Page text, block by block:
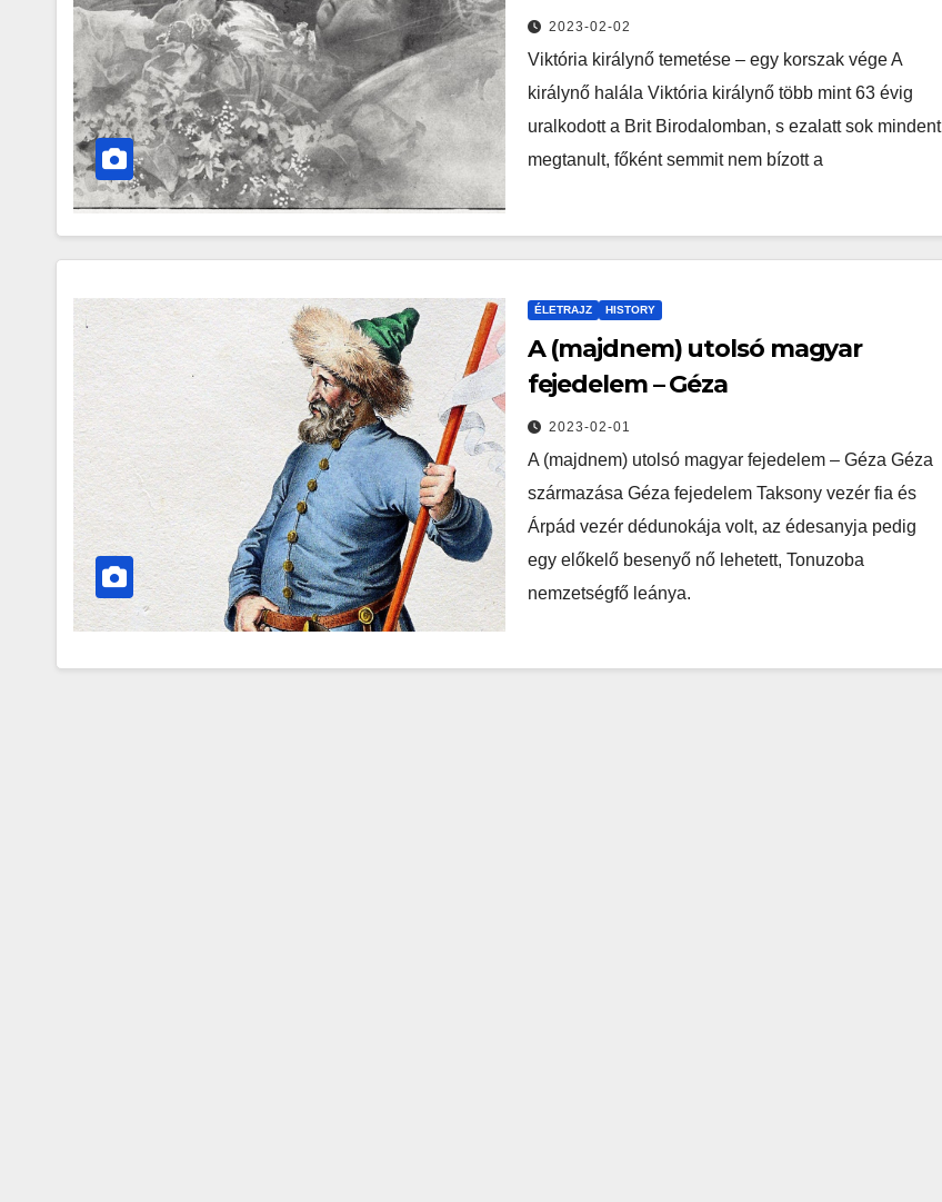
2023-02-02
Viktória királynő temetése – egy korszak vége A
királynő halála Viktória királynő több mint 63 évig
uralkodott a Brit Birodalomban, s ezalatt sok mindent
megtanult, főként semmit nem bízott a
ÉLETRAJZ HISTORY
A (majdnem) utolsó magyar
fejedelem – Géza
2023-02-01
A (majdnem) utolsó magyar fejedelem – Géza Géza
származása Géza fejedelem Taksony vezér fia és
Árpád vezér dédunokája volt, az édesanyja pedig
egy előkelő besenyő nő lehetett, Tonuzoba
nemzetségfő leánya.